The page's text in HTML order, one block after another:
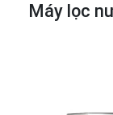
Máy lọc